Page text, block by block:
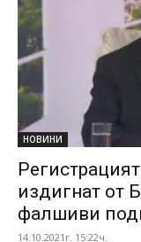
НОВИНИ
издигнат от
фалшиви
14.10.2021г. 15:22ч.